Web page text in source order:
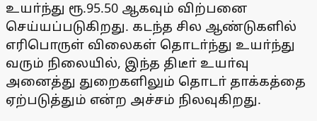
உயா்ந்து ரூ.95.50 ஆகவும் விற்பனை
செய்யப்படுகிறது. கடந்த சில ஆண்டுகளில்
எரிபொருள் விலைகள் தொடா்ந்து உயா்ந்து
வரும் நிலையில், இந்த திடீா் உயா்வு
அனைத்து துறைகளிலும் தொடா் தாக்கத்தை
ஏற்படுத்தும் என்ற அச்சம் நிலவுகிறது.